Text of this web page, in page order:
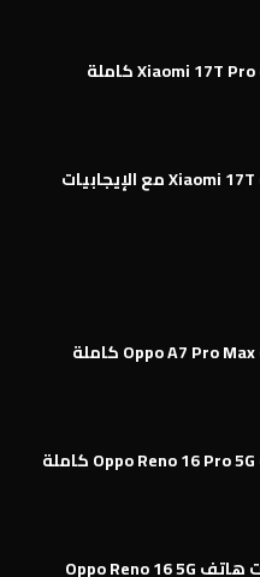
مواصفات هاتف Xiaomi 17T مع الإيجابيات
مواصفات وميزات هاتف Oppo Reno 16 5G